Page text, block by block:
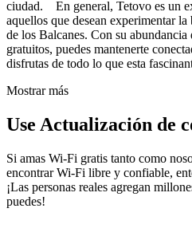
ciudad. En general, Tetovo es un
aquellos que desean experimentar
de los Balcanes. Con su
gratuitos, puedes mantenerte
disfrutas de todo lo que esta
Mostrar más
Use Actualización de
Si amas Wi-Fi gratis tanto como
encontrar Wi-Fi libre y confiable,
¡Las personas reales agregan
puedes!